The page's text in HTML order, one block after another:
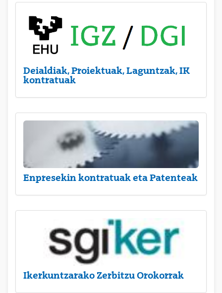
Deialdiak, Proiektuak, Laguntzak, IK
kontratuak
Enpresekin kontratuak eta Patenteak
Ikerkuntzarako Zerbitzu Orokorrak